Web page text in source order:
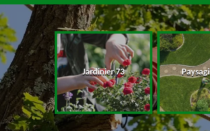
73 Jardinier 73